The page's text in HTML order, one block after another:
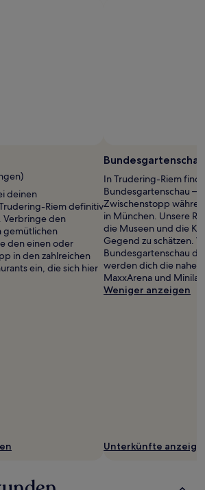
deinen
Riem definitiv
Verbringe den
gemütlichen
den einen oder
in den zahlreichen
ein, die sich hier
Bundesgartenschau
In Trudering-Riem
Bundesgartenschau –
Zwischenstopp
in München. Unsere
die Museen und die
Gegend zu schätzen.
Bundesgartenschau
werden dich die
MaxxArena und
Weniger anzeigen
Unterkünfte